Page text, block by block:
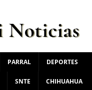
PARRAL DEPORTES
SNTE CHIHUAHUA